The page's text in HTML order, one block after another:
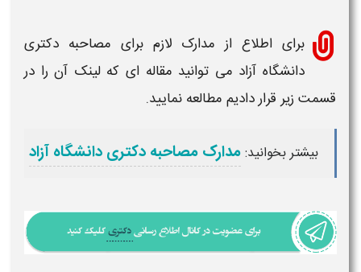
برای اطلاع از مدارک لازم برای مصاحبه دکتری
دانشگاه آزاد می توانید مقاله ای که لینک آن را در
قسمت زیر قرار دادیم مطالعه نمایید.
بیشتر بخوانید:مدارک مصاحبه دکتری دانشگاه آزاد